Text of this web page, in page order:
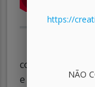
https://
NÃO
Nesta
conteúdo da
e tabelas.